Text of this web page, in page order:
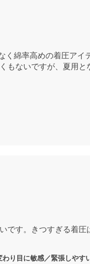
綿率高めの着圧ア
もないですが、夏用
です。きつすぎる着
り目に敏感／緊張しやす